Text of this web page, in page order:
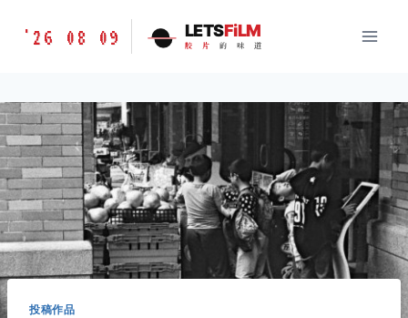
胶
味
道
LETSFILM
'26 08 09 LETSFiLM
胶 片 的 味 道
投稿作品